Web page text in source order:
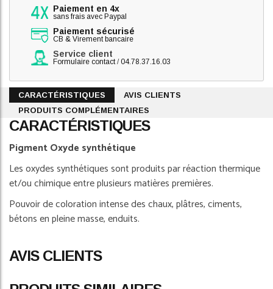
Paiement en 4x
sans frais avec Paypal
Paiement sécurisé
CB & Virement bancaire
Service client
Formulaire contact/04.78.37.16.03
CARACTÉRISTIQUES
AVIS CLIENTS
PRODUITS COMPLÉMENTAIRES
CARACTÉRISTIQUES
Pigment Oxyde synthétique
Les oxydes synthétiques sont produits par réaction thermique
et/ou chimique entre plusieurs matières premières.
Pouvoir de coloration intense des chaux, plâtres, ciments,
bétons en pleine masse, enduits.
AVIS CLIENTS